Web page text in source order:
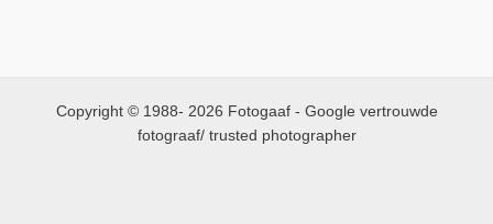
Copyright © 1988- 2026 Fotogaaf - Google vertrouwde
fotograaf/ trusted photographer